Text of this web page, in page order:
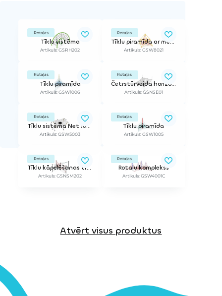
Rotaļas
Tīklu sistēma
Artikuls: GSRH202
Rotaļas
Tīklu piramīda ar metāla rāmi
Artikuls: GSW8021
Rotaļas
Tīklu piramīda
Artikuls: GSW1006
Rotaļas
Četrstūrveida horizontālais tīkls
Artikuls: GSNSE01
Rotaļas
Tīklu sistēma Net Jumper
Artikuls: GSW5003
Rotaļas
Tīklu piramīda
Artikuls: GSW1005
Rotaļas
Tīklu kāpelēšanas trase Netscape
Artikuls: GSNSM202
Rotaļas
Rotaļu komplekss
Artikuls: GSW4001C
Atvērt visus produktus